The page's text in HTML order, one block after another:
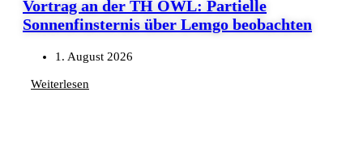
Vortrag an der TH OWL: Partielle
Sonnenfinsternis über Lemgo beobachten
1. August 2026
Weiterlesen